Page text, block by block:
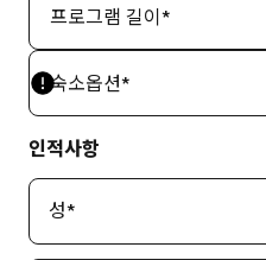
프로그램 길이 *
숙소옵션*
인적사항
성*